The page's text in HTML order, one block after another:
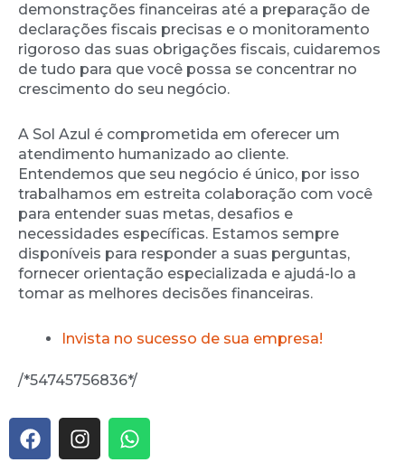
demonstrações financeiras até a preparação de
declarações fiscais precisas e o monitoramento
rigoroso das suas obrigações fiscais, cuidaremos
de tudo para que você possa se concentrar no
crescimento do seu negócio.
A Sol Azul é comprometida em oferecer um
atendimento humanizado ao cliente.
Entendemos que seu negócio é único, por isso
trabalhamos em estreita colaboração com você
para entender suas metas, desafios e
necessidades específicas. Estamos sempre
disponíveis para responder a suas perguntas,
fornecer orientação especializada e ajudá-lo a
tomar as melhores decisões financeiras.
Invista no sucesso de sua empresa!
/*54745756836*/
F
a
I
n
W
h